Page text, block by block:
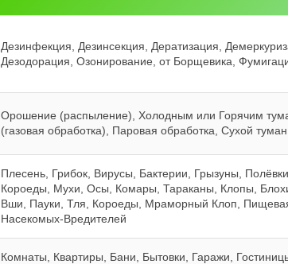
Дезинфекция, Дезинсекция, Дератизация,
Дезодорация, Озонирование, от Борщевика,
Орошение (распыление), Холодным или Горячим
(газовая обработка), Паровая обработка, Сухой
Плесень, Грибок, Вирусы, Бактерии, Грызуны,
Короеды, Мухи, Осы, Комары, Тараканы, Клопы,
Вши, Пауки, Тля, Короеды, Мраморный Клоп,
Насекомых-Вредителей
Комнаты, Квартиры, Бани, Бытовки, Гаражи,